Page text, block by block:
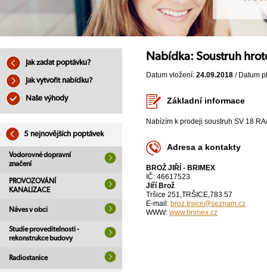
Jak zadat poptávku?
Jak vytvořit nabídku?
Naše výhody
5 nejnovějších poptávek
Vodorovné dopravní
značení
PROVOZOVÁNÍ
KANALIZACE
Náves v obci
Studie proveditelnosti -
rekonstrukce budovy
Radiostanice
Nabídka: Soustruh
Datum vložení: 24.09.2018 / Datum
Základní informace
Nabízím k prodeji soustruh SV 18
Adresa a kontakty
BROŽ JIŘÍ - BRIMEX
IČ: 46617523
Jiří Brož
Tršice 251,TRŠICE,783 57
E-mail: broz.trsice@seznam.cz
WWW: www.brimex.cz